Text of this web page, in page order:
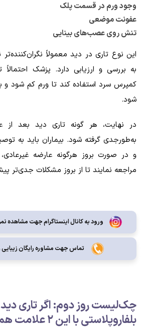
وجود ورم در قسمت پلک
عفونت موضعی
تنش روی عصب‌های بینایی
این نوع تاری در دید معمولاً
به بررسی و ارزیابی دارد. پزشک احتمالاً
کمپرس سرد استفاده کند تا ورم کم شود
شود.
در نهایت، هر گونه تاری دید بعد از
به‌طورجدی گرفته شود. بیماران باید به
و در صورت بروز هرگونه عارضه
مراجعه نمایند تا از بروز مشکلات جدی‌تر
ورود به کانال اینستاگرام جهت مشاهده
تماس جهت مشاوره رايگان
چک‌لیست روز دوم: اگر تاری
بلفاروپلاستی با